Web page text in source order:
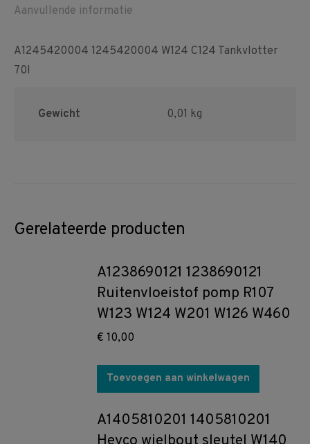
Aanvullende informatie
A1245420004 1245420004 W124 C124 Tankvlotter
70l
Gewicht 0,01 kg
Gerelateerde producten
A1238690121 1238690121
Ruitenvloeistof pomp R107
W123 W124 W201 W126 W460
€ 10,00
Toevoegen aan winkelwagen
A1405810201 1405810201